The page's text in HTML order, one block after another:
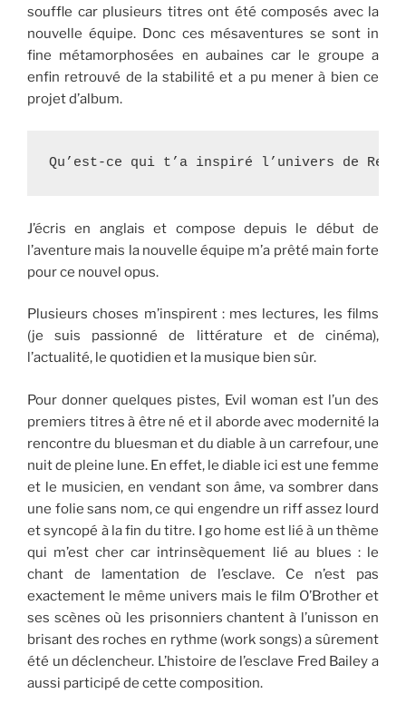
souffle car plusieurs titres ont été composés avec la
nouvelle équipe. Donc ces mésaventures se sont in
fine métamorphosées en aubaines car le groupe a
enfin retrouvé de la stabilité et a pu mener à bien ce
projet d’album.
Qu’est-ce qui t’a inspiré l’univers de
J’écris en anglais et compose depuis le début de
l’aventure mais la nouvelle équipe m’a prêté main forte
pour ce nouvel opus.
Plusieurs choses m’inspirent : mes lectures, les films
(je suis passionné de littérature et de cinéma),
l’actualité, le quotidien et la musique bien sûr.
Pour donner quelques pistes, Evil woman est l’un des
premiers titres à être né et il aborde avec modernité la
rencontre du bluesman et du diable à un carrefour, une
nuit de pleine lune. En effet, le diable ici est une femme
et le musicien, en vendant son âme, va sombrer dans
une folie sans nom, ce qui engendre un riff assez lourd
et syncopé à la fin du titre. I go home est lié à un thème
qui m’est cher car intrinsèquement lié au blues : le
chant de lamentation de l’esclave. Ce n’est pas
exactement le même univers mais le film O’Brother et
ses scènes où les prisonniers chantent à l’unisson en
brisant des roches en rythme (work songs) a sûrement
été un déclencheur. L’histoire de l’esclave Fred Bailey a
aussi participé de cette composition.